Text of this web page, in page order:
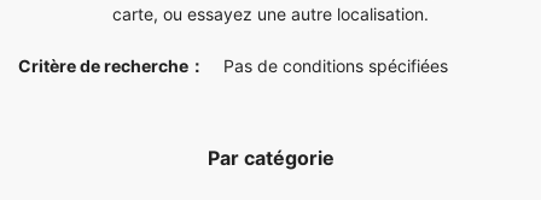
carte, ou essayez une autre localisation.
Critère de recherche： Pas de conditions spécifiées
Par catégorie